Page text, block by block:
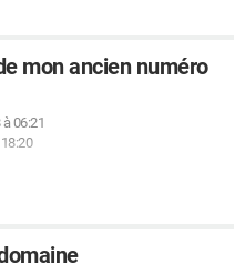
mon ancien numéro
à 06:21